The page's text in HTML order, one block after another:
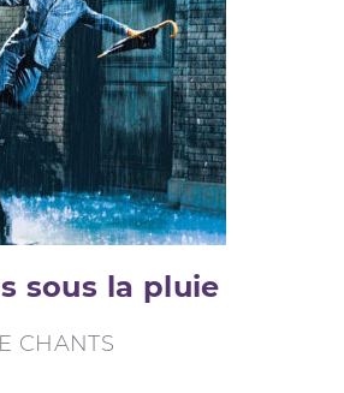
sous la pluie
CHANTS